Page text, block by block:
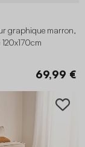
graphique marron,
69,99 €